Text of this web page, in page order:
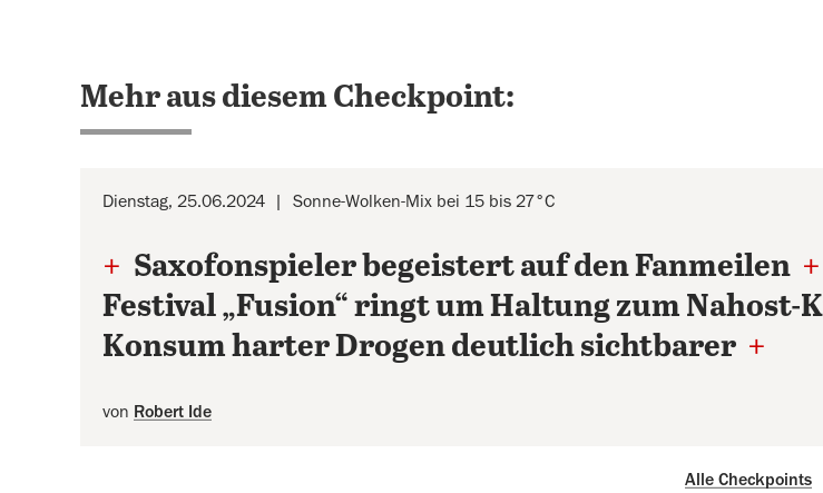
Mehr aus diesem Checkpoint:
Dienstag, 25.06.2024 Sonne-Wolken-Mix bei 15 bis 27°C
+ Saxofonspieler begeistert auf den Fanmeilen +
Festival „Fusion“ ringt um Haltung zum Nahost-
Konsum harter Drogen deutlich sichtbarer +
von Robert Ide
Alle Checkpoints